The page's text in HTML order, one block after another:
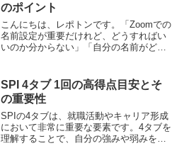
のポイント
こんにちは、レポトンです。「Zoomでの
名前設定が重要だけれど、どうすればい
いのか分からない」「自分の名前がどの
ーンシップや就職活動で好印象を与える
ためのZoomでの名...
SPI 4タブ 1回の高得点目安とそ
の重要性
SPIの4タブは、就職活動やキャリア形成
において非常に重要な要素です。4タブを
理解することで、自分の強みや弱みを把